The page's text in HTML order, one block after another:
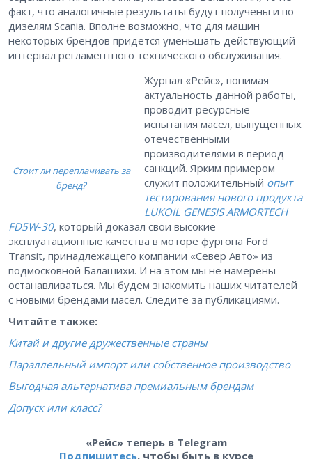
факт, что аналогичные результаты будут получены и по
дизелям Scania. Вполне возможно, что для машин
некоторых брендов придется уменьшать действующий
интервал регламентного технического обслуживания.
Стоит ли переплачивать за
бренд?
Журнал «Рейс», понимая
актуальность данной работы,
проводит ресурсные
испытания масел, выпущенных
отечественными
производителями в период
санкций. Ярким примером
служит положительный опыт
тестирования нового продукта
LUKOIL GENESIS ARMORTECH
FD5W‑30, который доказал свои высокие
эксплуатационные качества в моторе фургона Ford
Transit, принадлежащего компании «Север Авто» из
подмосковной Балашихи. И на этом мы не намерены
останавливаться. Мы будем знакомить наших читателей
с новыми брендами масел. Следите за публикациями.
Читайте также:
Китай и другие дружественные страны
Параллельный импорт или собственное производство
Выгодная альтернатива премиальным брендам
Допуск или класс?
«Рейс» теперь в Telegram
Подпишитесь, чтобы быть в курсе